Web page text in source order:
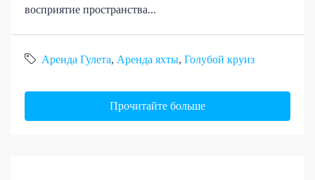
восприятие пространства...
Аренда Гулета, Аренда яхты, Голубой круиз
Прочитайте больше